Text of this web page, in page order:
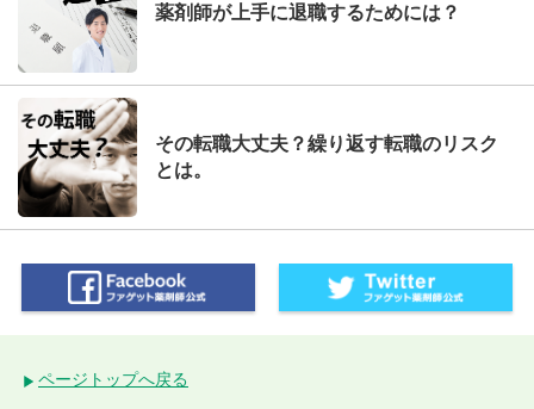
薬剤師が上手に退職するためには？
その転職大丈夫？繰り返す転職のリスク
とは。
ページトップへ戻る